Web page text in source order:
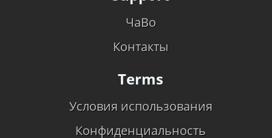
ЧаВо
Контакты
Terms
Условия использования
Конфиденциальность